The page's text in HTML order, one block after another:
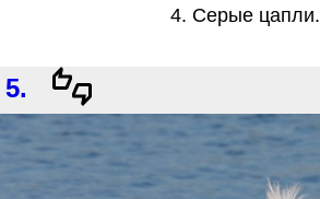
4. Серые цапли.
5.